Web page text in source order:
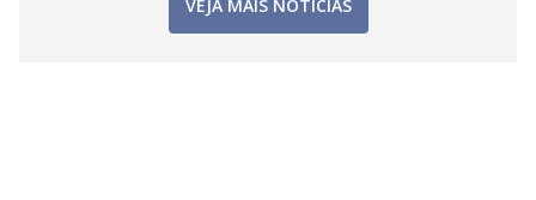
VEJA MAIS NOTÍCIAS